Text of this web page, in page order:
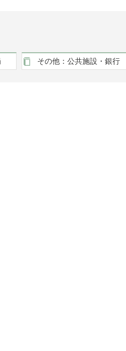
その他：公共施設・銀行